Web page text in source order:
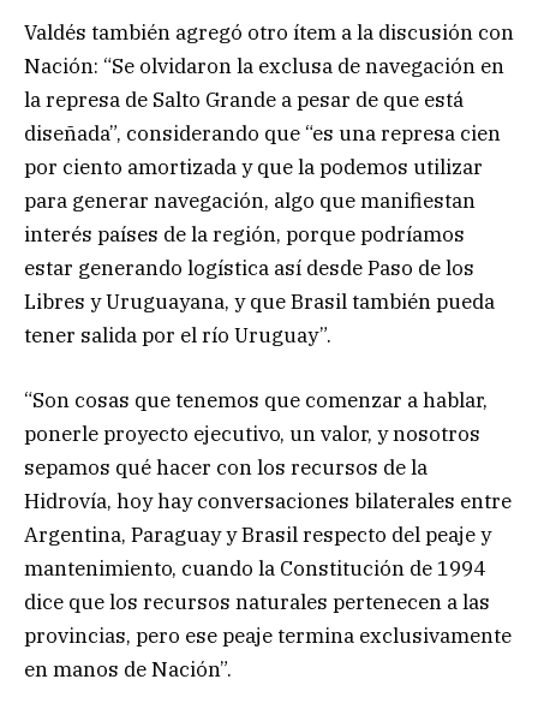
Valdés también agregó otro ítem a la discusión con
Nación: “Se olvidaron la exclusa de navegación en
la represa de Salto Grande a pesar de que está
diseñada”, considerando que “es una represa cien
por ciento amortizada y que la podemos utilizar
para generar navegación, algo que manifiestan
interés países de la región, porque podríamos
estar generando logística así desde Paso de los
Libres y Uruguayana, y que Brasil también pueda
tener salida por el río Uruguay”.
“Son cosas que tenemos que comenzar a hablar,
ponerle proyecto ejecutivo, un valor, y nosotros
sepamos qué hacer con los recursos de la
Hidrovía, hoy hay conversaciones bilaterales entre
Argentina, Paraguay y Brasil respecto del peaje y
mantenimiento, cuando la Constitución de 1994
dice que los recursos naturales pertenecen a las
provincias, pero ese peaje termina exclusivamente
en manos de Nación”.